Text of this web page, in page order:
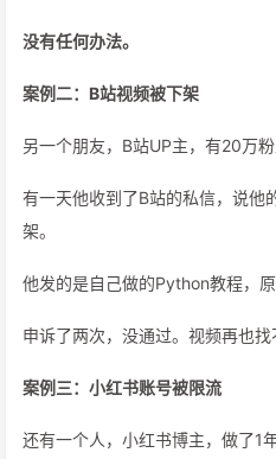
没有任何办法。
案例二：B站视频被下架
另一个朋友，B站UP主，有20万粉
有一天他收到了B站的私信，说他
架。
他发的是自己做的Python教程，
申诉了两次，没通过。视频再也找
案例三：小红书账号被限流
还有一个人，小红书博主，做了1